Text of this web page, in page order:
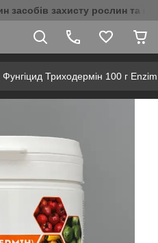
засобів захисту рослин та
Фунгіцид Триходермін 100 г